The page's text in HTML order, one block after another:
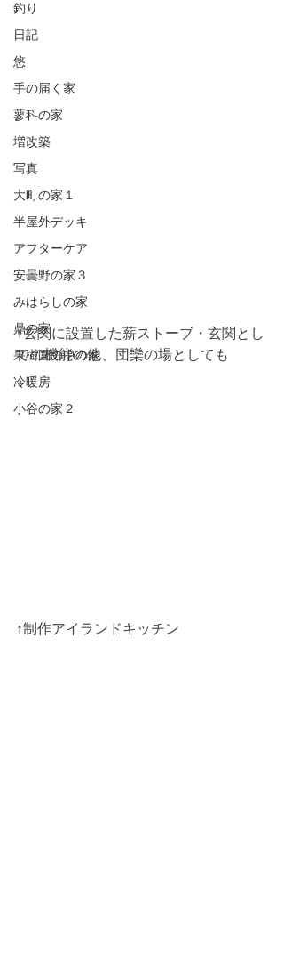
釣り
日記
悠
手の届く家
蓼科の家
増改築
写真
大町の家１
半屋外デッキ
アフターケア
安曇野の家３
みはらしの家
鼎の家
果樹園の中の家
冷暖房
小谷の家２
↑玄関に設置した薪ストーブ・玄関とし
ての機能の他、団欒の場としても
↑制作アイランドキッチン